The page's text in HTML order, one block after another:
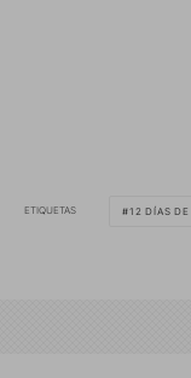
ETIQUETAS 12 DÍAS DE